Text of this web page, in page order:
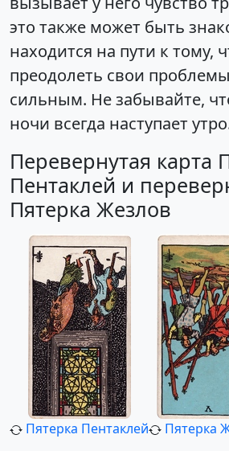
это также может быть
находится на пути к тому,
преодолеть свои
сильным. Не забывайте,
ночи всегда наступает
Перевернутая карта
Пентаклей и
Пятерка Жезлов
Пятерка Пентаклей Пятерка